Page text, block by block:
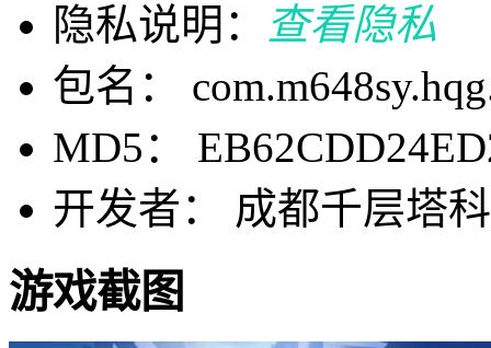
隐私说明：
查看隐私
包名：
MD5：
开发者： 成都千层塔
游戏截图